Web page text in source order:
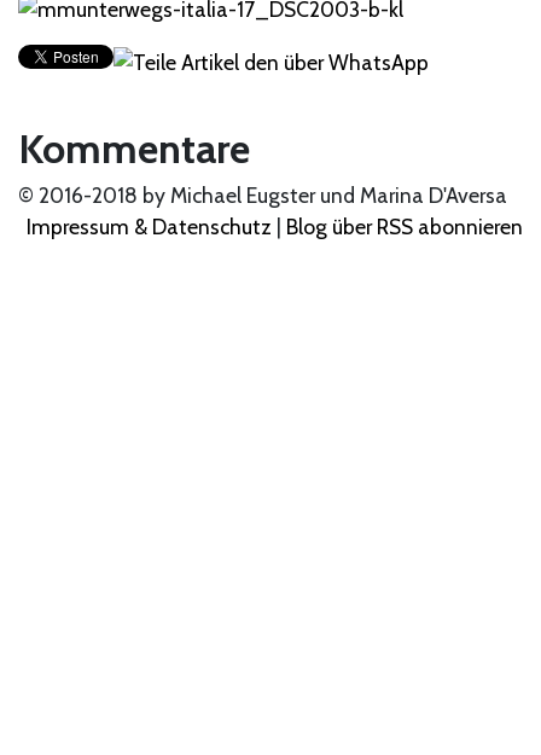
Kommentare
© 2016-2018 by Michael Eugster und Marina D'Aversa
Impressum & Datenschutz | Blog über RSS abonnieren